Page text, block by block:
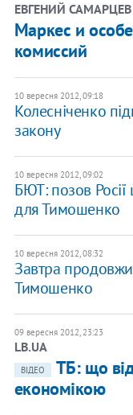
ЕВГЕНИЙ САМАРЦЕВ
Маркес и
комиссий
10 вересня 2012, 09:18
Колесніченко
закону
10 вересня 2012, 09:02
БЮТ: позов
для Тимошенко
10 вересня 2012, 08:32
Завтра
Тимошенко
09 вересня 2012, 23:23
LB.UA
ВІДЕО
ТБ: що
економікою